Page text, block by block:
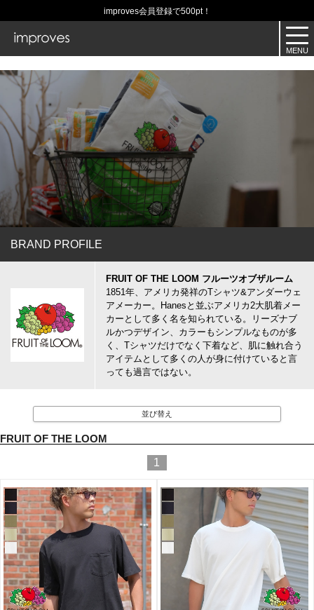
improves会員登録で500pt！
BRAND PROFILE
FRUIT OF THE LOOM フルーツオブザルーム
1851年、アメリカ発祥のTシャツ&アンダーウェ
アメーカー。Hanesと並ぶアメリカ2大肌着メー
カーとして多く名を知られている。リーズナブ
ルかつデザイン、カラーもシンプルなものが多
く、Tシャツだけでなく下着など、肌に触れ合う
アイテムとして多くの人が身に付けていると言
っても過言ではない。
並び替え
FRUIT OF THE LOOM
1